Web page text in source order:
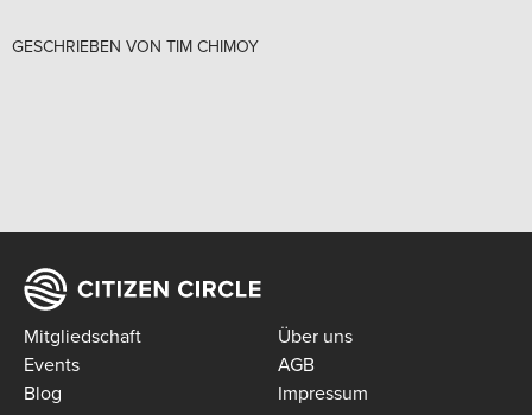
GESCHRIEBEN VON TIM CHIMOY
Mitgliedschaft
Events
Blog
Über uns
AGB
Impressum